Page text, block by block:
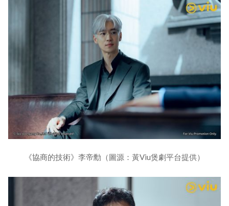
《協商的技術》李帝勳（圖源：黃Viu煲劇平台提供）